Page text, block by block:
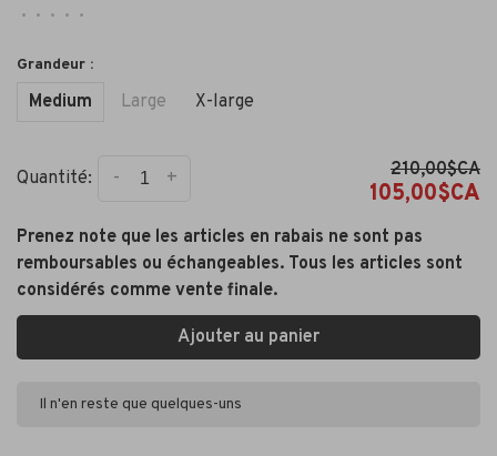
• • • • •
Grandeur :
Medium Large X-large
Quantité: +
- 210,00$CA
105,00$CA
Prenez note que les articles en rabais ne sont pas
remboursables ou échangeables. Tous les articles sont
considérés comme vente finale.
Ajouter au panier
Il n'en reste que quelques-uns